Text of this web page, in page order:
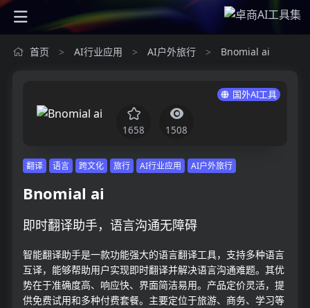
首页 > AI行业应用 > AI户外旅行 > Bnomial ai
国外AI工具
1658 1508
翻译 语言 跨文化 旅行 AI行业应用 AI户外旅行
Bnomial ai
即时翻译助手，语言沟通无障碍
智能翻译助手是一款功能强大的语言翻译工具，支持多种语言
互译，能够帮助用户实现即时翻译并解决语言沟通难题。其优
势在于准确度高、响应快、界面简洁易用。产品定价灵活，提
供免费试用和多种付费套餐。主要定位于旅游、商务、学习等